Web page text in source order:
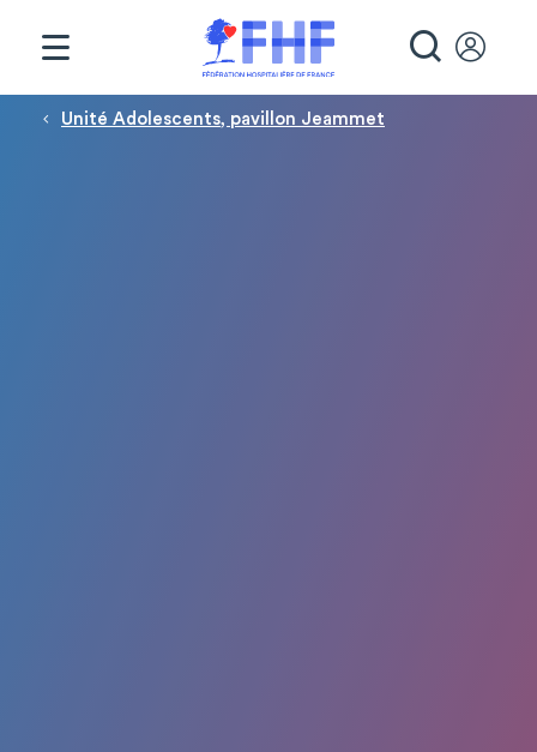
Fil d'Ariane
Unité Adolescents, pavillon Jeammet
Panneau de gestion des cookies